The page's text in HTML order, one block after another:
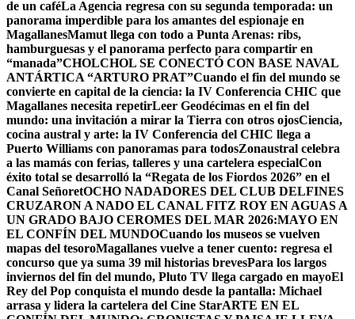
de un caféLa Agencia regresa con su segunda temporada: un
panorama imperdible para los amantes del espionaje en
MagallanesMamut llega con todo a Punta Arenas: ribs,
hamburguesas y el panorama perfecto para compartir en
“manada”CHOLCHOL SE CONECTÓ CON BASE NAVAL
ANTÁRTICA “ARTURO PRAT”Cuando el fin del mundo se
convierte en capital de la ciencia: la IV Conferencia CHIC que
Magallanes necesita repetirLeer Geodécimas en el fin del
mundo: una invitación a mirar la Tierra con otros ojosCiencia,
cocina austral y arte: la IV Conferencia del CHIC llega a
Puerto Williams con panoramas para todosZonaustral celebra
a las mamás con ferias, talleres y una cartelera especialCon
éxito total se desarrolló la “Regata de los Fiordos 2026” en el
Canal SeñoretOCHO NADADORES DEL CLUB DELFINES
CRUZARON A NADO EL CANAL FITZ ROY EN AGUAS A
UN GRADO BAJO CEROMES DEL MAR 2026:MAYO EN
EL CONFÍN DEL MUNDOCuando los museos se vuelven
mapas del tesoroMagallanes vuelve a tener cuento: regresa el
concurso que ya suma 39 mil historias brevesPara los largos
inviernos del fin del mundo, Pluto TV llega cargado en mayoEl
Rey del Pop conquista el mundo desde la pantalla: Michael
arrasa y lidera la cartelera del Cine StarARTE EN EL